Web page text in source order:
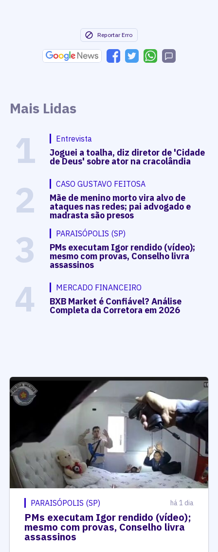
Reportar Erro
Mais Lidas
1 Entrevista
Joguei a toalha, diz diretor de 'Cidade
de Deus' sobre ator na cracolândia
2 CASO GUSTAVO FEITOSA
Mãe de menino morto vira alvo de
ataques nas redes; pai advogado e
madrasta são presos
3 PARAISÓPOLIS (SP)
PMs executam Igor rendido (vídeo);
mesmo com provas, Conselho livra
assassinos
4 MERCADO FINANCEIRO
BXB Market é Confiável? Análise
Completa da Corretora em 2026
PARAISÓPOLIS (SP) há 1 dia
PMs executam Igor rendido (vídeo);
mesmo com provas, Conselho livra
assassinos